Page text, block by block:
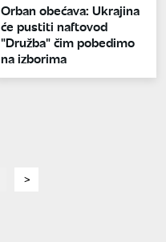
Orban obećava: Ukrajina
će pustiti naftovod
"Družba" čim pobedimo
na izborima
page